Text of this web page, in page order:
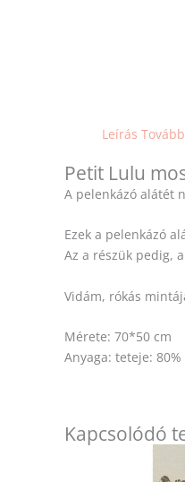
Leírás
Petit Lulu
A pelenkázó alátét
Ezek a pelenkázó
Az a részük pedig,
Vidám, rókás
Mérete: 70*50 cm
Anyaga: teteje:
Kapcsolódó